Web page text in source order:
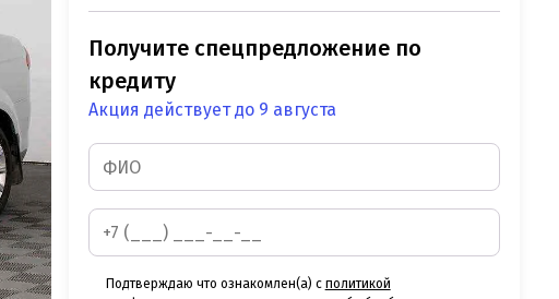
Получите спецпредложение по
кредиту
Акция действует до 9 августа
Подтверждаю что ознакомлен(а) с политикой